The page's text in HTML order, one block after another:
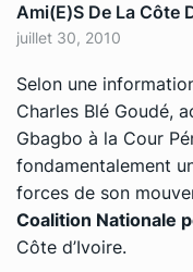
Ami(e)s De La Côte
juillet 30, 2010
Selon une
Charles Blé Goudé,
Gbagbo à la Cour
fondamentalement
forces de son
Coalition Nationale
Côte d’Ivoire.